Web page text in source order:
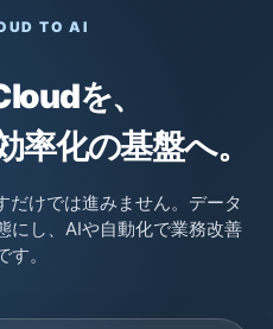
TO AI
を、
率化の基盤へ。
けでは進みません。データ
にし、AIや自動化で業務改善
。